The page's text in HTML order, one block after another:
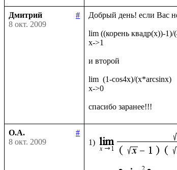
Дмитрий
#
8 окт. 2009
Добрый день! если Вас
lim ((корень квадр(x))-
x->1
и второй
lim  (1-cos4x)/(x*arcsinx)
x->0
О.А.
#
8 окт. 2009
1)